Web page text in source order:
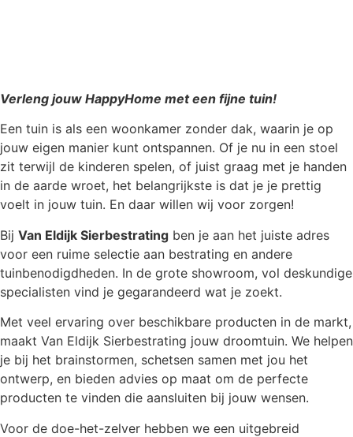
Verleng jouw HappyHome met een fijne tuin!
Een tuin is als een woonkamer zonder dak, waarin je op
jouw eigen manier kunt ontspannen. Of je nu in een stoel
zit terwijl de kinderen spelen, of juist graag met je handen
in de aarde wroet, het belangrijkste is dat je je prettig
voelt in jouw tuin. En daar willen wij voor zorgen!
Bij Van Eldijk Sierbestrating ben je aan het juiste adres
voor een ruime selectie aan bestrating en andere
tuinbenodigdheden. In de grote showroom, vol deskundige
specialisten vind je gegarandeerd wat je zoekt.
Met veel ervaring over beschikbare producten in de markt,
maakt Van Eldijk Sierbestrating jouw droomtuin. We helpen
je bij het brainstormen, schetsen samen met jou het
ontwerp, en bieden advies op maat om de perfecte
producten te vinden die aansluiten bij jouw wensen.
Voor de doe-het-zelver hebben we een uitgebreid